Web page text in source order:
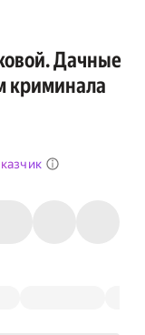
Дачные
криминала